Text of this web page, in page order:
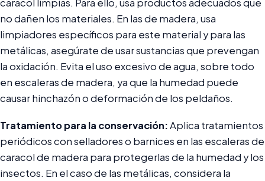
caracol limpias. Para ello, usa productos adecuados que
no dañen los materiales. En las de madera, usa
limpiadores específicos para este material y para las
metálicas, asegúrate de usar sustancias que prevengan
la oxidación. Evita el uso excesivo de agua, sobre todo
en escaleras de madera, ya que la humedad puede
causar hinchazón o deformación de los peldaños.
Tratamiento para la conservación:Aplica tratamientos
periódicos con selladores o barnices en las escaleras de
caracol de madera para protegerlas de la humedad y los
insectos. En el caso de las metálicas, considera la